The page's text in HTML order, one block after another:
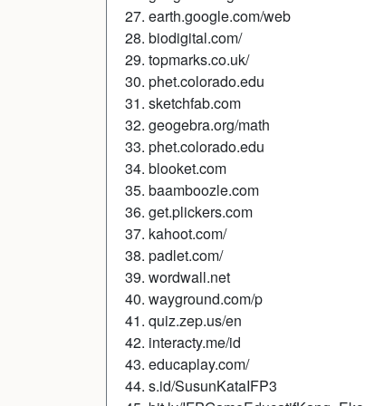
27. earth.google.com/web
28. biodigital.com/
29. topmarks.co.uk/
30. phet.colorado.edu
31. sketchfab.com
32. geogebra.org/math
33. phet.colorado.edu
34. blooket.com
35. baamboozle.com
36. get.plickers.com
37. kahoot.com/
38. padlet.com/
39. wordwall.net
40. wayground.com/p
41. quiz.zep.us/en
42. interacty.me/id
43. educaplay.com/
44. s.id/SusunKataIFP3